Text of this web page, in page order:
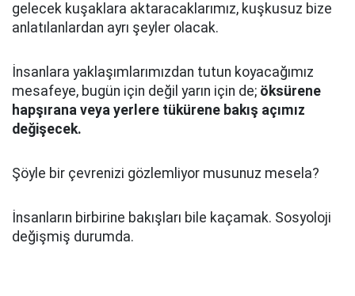
gelecek kuşaklara aktaracaklarımız, kuşkusuz bize
anlatılanlardan ayrı şeyler olacak.
İnsanlara yaklaşımlarımızdan tutun koyacağımız
mesafeye, bugün için değil yarın için de; öksürene
hapşırana veya yerlere tükürene bakış açımız
değişecek.
Şöyle bir çevrenizi gözlemliyor musunuz mesela?
İnsanların birbirine bakışları bile kaçamak. Sosyoloji
değişmiş durumda.